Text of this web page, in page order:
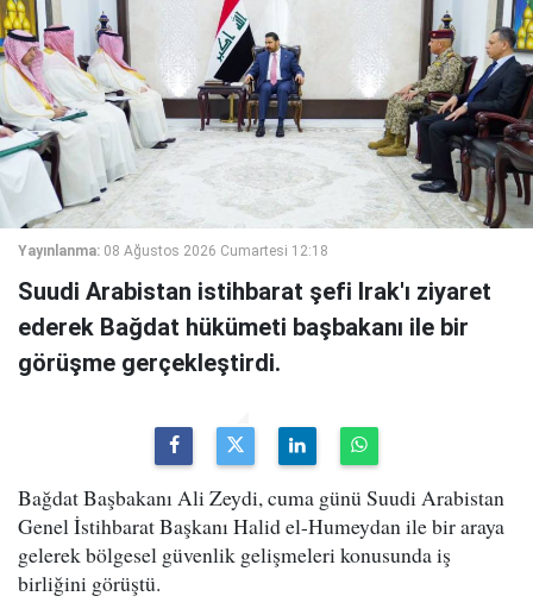
Yayınlanma: 08 Ağustos 2026 Cumartesi 12:18
Suudi Arabistan istihbarat şefi Irak'ı ziyaret
ederek Bağdat hükümeti başbakanı ile bir
görüşme gerçekleştirdi.
Bağdat Başbakanı Ali Zeydi, cuma günü Suudi Arabistan
Genel İstihbarat Başkanı Halid el-Humeydan ile bir araya
gelerek bölgesel güvenlik gelişmeleri konusunda iş
birliğini görüştü.